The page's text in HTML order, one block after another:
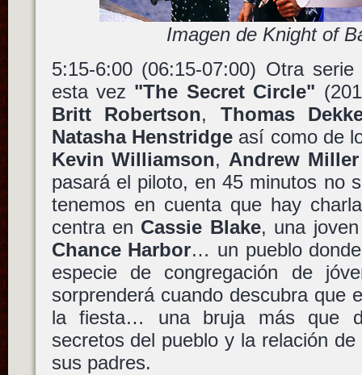
Imagen de Knight of
5:15-6:00 (06:15-07:00) Otra
esta vez "The Secret Circle"
Britt Robertson, Thomas
Natasha Henstridgeasí como de
Kevin Williamson,Andrew Miller
pasará el piloto, en 45 minutos no
tenemos en cuenta que hay
centra en Cassie Blake, una
Chance Harbor… un pueblo
especie de congregación de
sorprenderá cuando descubra que
la fiesta… una bruja más que
secretos del pueblo y la relación
sus padres.